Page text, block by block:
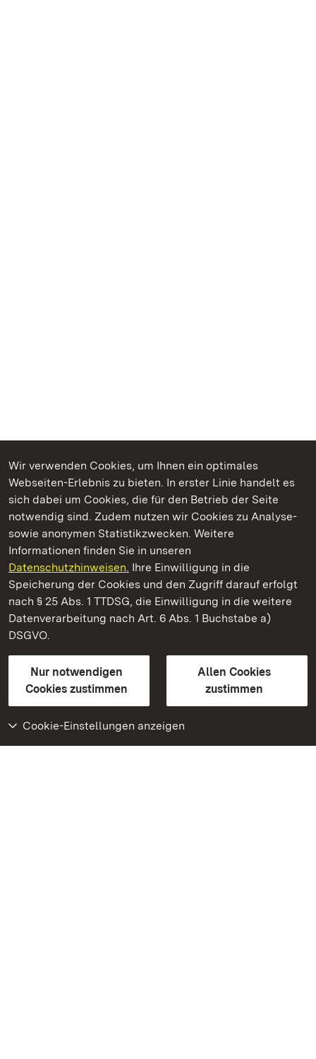
Wir verwenden Cookies, um Ihnen ein optimales
Webseiten-Erlebnis zu bieten. In erster Linie handelt es
sich dabei um Cookies, die für den Betrieb der Seite
notwendig sind. Zudem nutzen wir Cookies zu Analyse-
sowie anonymen Statistikzwecken. Weitere
Informationen finden Sie in unseren
Datenschutzhinweisen. Ihre Einwilligung in die
Speicherung der Cookies und den Zugriff darauf erfolgt
nach § 25 Abs. 1 TTDSG, die Einwilligung in die weitere
Datenverarbeitung nach Art. 6 Abs. 1 Buchstabe a)
DSGVO.
Nur notwendigen
Cookies zustimmen
Allen Cookies
zustimmen
Cookie-Einstellungen anzeigen
Kommen. Staunen. Genießen.
Staatliche Schlösser und Gärten Baden‑Württemberg
Staatliche Schlösser und Gärten Baden-Württemberg
Kontakt
GebärdenspracheLeichte Sprache
Erklärung zur Barrierefreiheit
BITV-konform (geprüfte Seiten)
Weiteres